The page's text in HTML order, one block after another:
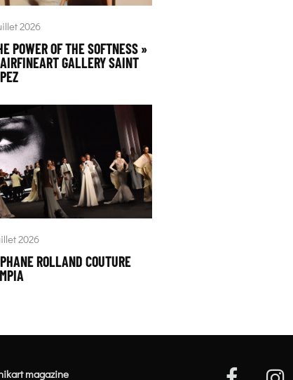
2026
POWER OF THE SOFTNESS »
GALLERY SAINT
2026
ROLLAND COUTURE
magazine